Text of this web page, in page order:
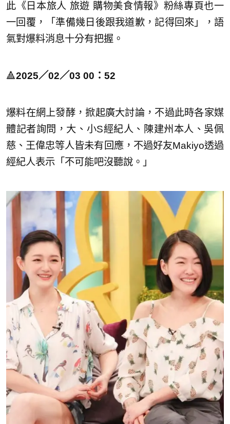
此《日本旅人 旅遊 購物美食情報》粉絲專頁也一
一回覆，「準備幾日後跟我道歉，記得回來」，語
氣對爆料消息十分有把握。
🔺2025／02／03 00：52
爆料在網上發酵，掀起廣大討論，不過此時各家媒
體記者詢問，大、小S經紀人、陳建州本人、吳佩
慈、王偉忠等人皆未有回應，不過好友Makiyo透過
經紀人表示「不可能吧沒聽說。」